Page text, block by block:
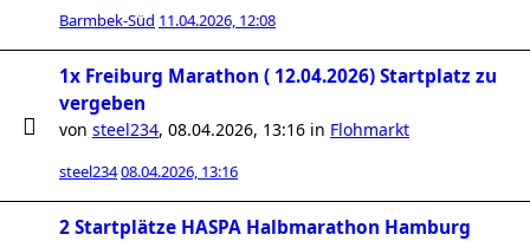
Barmbek-Süd 11.04.2026, 12:08
1x Freiburg Marathon ( 12.04.2026) Startplatz zu
vergeben
von steel234, 08.04.2026, 13:16 in Flohmarkt
steel23408.04.2026, 13:16
2 Startplätze HASPA Halbmarathon Hamburg